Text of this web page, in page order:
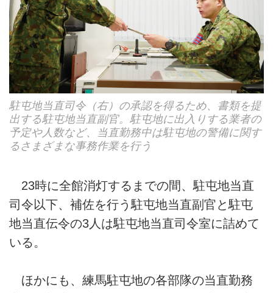
駐屯地当直司令（右）の承認を得るため、書類を提
出する駐屯地当直副官。駐屯地に出入りする業者の
予定や人数など、当直勤務中は駐屯地の警備に関す
るさまざまな事務作業を行う
23時に全館消灯するまでの間、駐屯地当直
司令以下、補佐を行う駐屯地当直副官と駐屯
地当直伝令の3人は駐屯地当直司令室に詰めて
いる。
ほかにも、練馬駐屯地の各部隊の当直勤務